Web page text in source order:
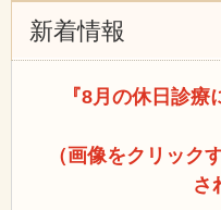
新着情報
『8月の休日診
（画像をクリック
さ